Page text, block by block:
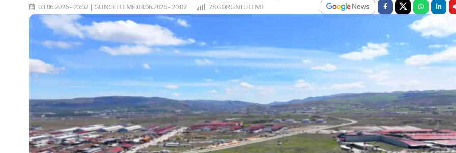
03.06.2026 - 20:02 | GÜNCELLEME:03.06.2026 - 20:02 78 GÖRÜNTÜLEME